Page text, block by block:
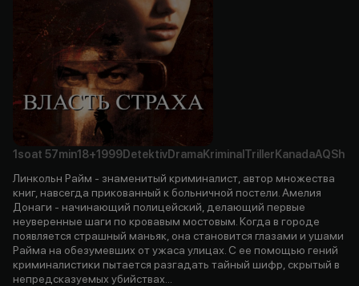
1soat 57min18+1999DetektivDramaKriminal Triller KanadaAQSh
Линкольн Райм - знаменитый криминалист, автор множества
книг, навсегда прикованный к больничной постели. Амелия
Донаги - начинающий полицейский, делающий первые
неуверенные шаги по кровавым мостовым. Когда в городе
появляется страшный маньяк, она становится глазами и ушами
Райма на обезумевших от ужаса улицах. С ее помощью гений
криминалистики пытается разгадать тайный шифр, скрытый в
непредсказуемых убийствах...